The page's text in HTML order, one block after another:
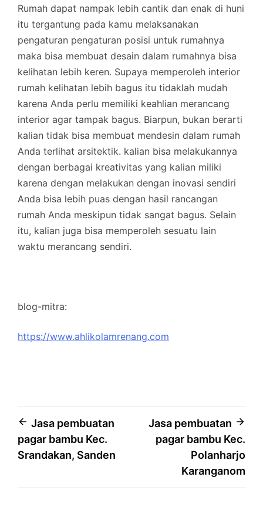
Rumah dapat nampak lebih cantik dan enak di huni
itu tergantung pada kamu melaksanakan
pengaturan pengaturan posisi untuk rumahnya
maka bisa membuat desain dalam rumahnya bisa
kelihatan lebih keren. Supaya memperoleh interior
rumah kelihatan lebih bagus itu tidaklah mudah
karena Anda perlu memiliki keahlian merancang
interior agar tampak bagus. Biarpun, bukan berarti
kalian tidak bisa membuat mendesin dalam rumah
Anda terlihat arsitektik. kalian bisa melakukannya
dengan berbagai kreativitas yang kalian miliki
karena dengan melakukan dengan inovasi sendiri
Anda bisa lebih puas dengan hasil rancangan
rumah Anda meskipun tidak sangat bagus. Selain
itu, kalian juga bisa memperoleh sesuatu lain
waktu merancang sendiri.
blog-mitra:
https://www.ahlikolamrenang.com
Post
navigation
Jasa pembuatan
pagar bambu Kec.
Srandakan, Sanden
Jasa pembuatan
pagar bambu Kec.
Polanharjo
Karanganom